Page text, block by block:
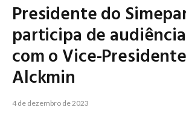
Presidente do
participa de
com o Vice-
Alckmin
4 de dezembro de 2023